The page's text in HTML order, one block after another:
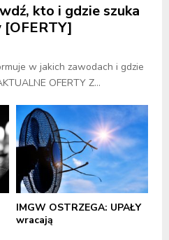
kto i gdzie szuka
w jakich zawodach i gdzie
OFERTY Z...
IMGW OSTRZEGA: UPAŁY
wracają